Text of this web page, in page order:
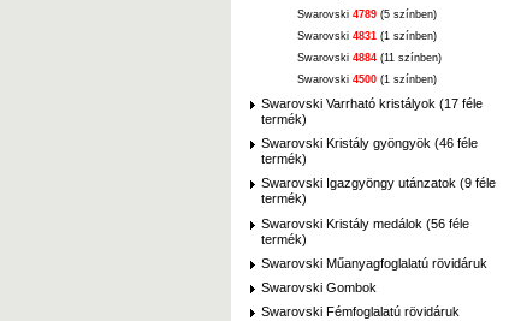
Swarovski 4789 (5 színben)
Swarovski 4831 (1 színben)
Swarovski 4884 (11 színben)
Swarovski 4500 (1 színben)
Swarovski Varrható kristályok (17 féle
termék)
Swarovski Kristály gyöngyök (46 féle
termék)
Swarovski Igazgyöngy utánzatok (9 féle
termék)
Swarovski Kristály medálok (56 féle
termék)
Swarovski Műanyagfoglalatú rövidáruk
Swarovski Gombok
Swarovski Fémfoglalatú rövidáruk